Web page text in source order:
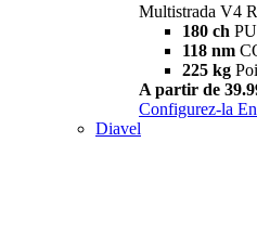
Multistrada V4
180 ch
118 nm
225 kg
A partir de
Configurez-la
Diavel